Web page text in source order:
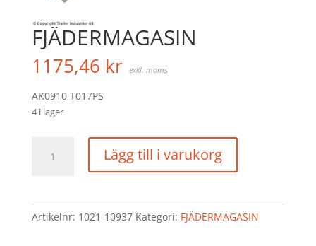
FJÄDERMAGASIN
1175,46 kr exkl. moms
AK0910 T017PS
4 i lager
mängd
Lägg till i varukorg
Artikelnr: 1021-10937 Kategori: FJÄDERMAGASIN